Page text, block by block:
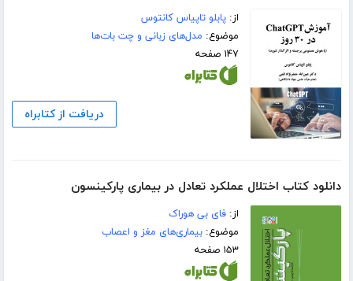
از:پابلو تاپیاس کانتوس
موضوع: مدل‌های زبانی و چت بات‌ها
۱۴۷ صفحه
دریافت از کتابراه
دانلود کتاب اختلال عملکرد تعادل در بیماری پارکینسون
از:فای بی هوراک
موضوع:بیماری‌های مغز و اعصاب
۱۵۳ صفحه